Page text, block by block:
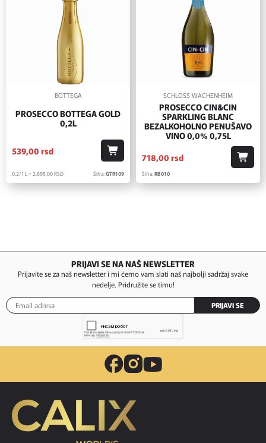
BOTTEGA
PROSECCO BOTTEGA GOLD
0,2L
539,00 rsd
0.2/1 L = 2.695,00RSD Šifra:GTR109
SCHLOSS WACHENHEIM
PROSECCO CIN&CIN
SPARKLING BLANC
BEZALKOHOLNO PENUŠAVO
VINO 0,0% 0,75L
718,00 rsd
Šifra:RB010
PRIJAVI SE NA NAŠ NEWSLETTER
Prijavite se za naš newsletter i mi ćemo vam slati naš najbolji sadržaj svake
nedelje. Pridružite se timu!
PRIJAVI SE